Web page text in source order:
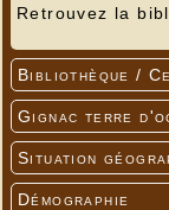
Retrouvez la
Bibliothèque /
Gignac terre
Situation
Démographie